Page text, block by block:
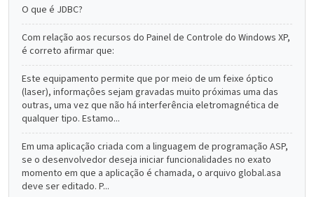
O que é JDBC?
Com relação aos recursos do Painel de Controle do Windows XP,
é correto afirmar que:
Este equipamento permite que por meio de um feixe óptico
(laser), informaçôes sejam gravadas muito próximas uma das
outras, uma vez que não há interferência eletromagnética de
qualquer tipo. Estamo...
Em uma aplicação criada com a linguagem de programação ASP,
se o desenvolvedor deseja iniciar funcionalidades no exato
momento em que a aplicação é chamada, o arquivo global.asa
deve ser editado. P...